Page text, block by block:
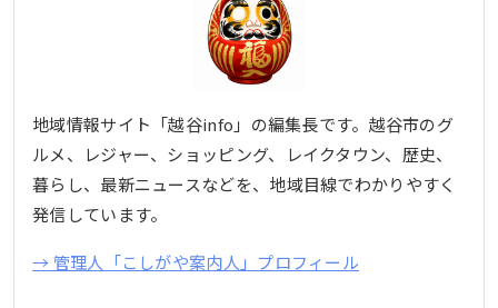
地域情報サイト「越谷info」の編集長です。越谷市のグ
ルメ、レジャー、ショッピング、レイクタウン、歴史、
暮らし、最新ニュースなどを、地域目線でわかりやすく
発信しています。
→ 管理人「こしがや案内人」プロフィール